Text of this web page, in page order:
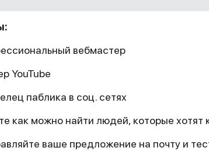
вебмастер
YouTube
паблика в соц. сетях
как можно найти людей, которые хотят
ваше предложение на почту и